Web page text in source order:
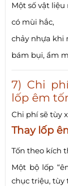
Một số vật liệu
có mùi hắc,
chảy nhựa khi
bám bụi, ẩm
7) Chi
lốp êm
Chi phí sẽ tùy
Thay lốp
Tốn theo kích
Một bộ lốp
chục triệu, tùy